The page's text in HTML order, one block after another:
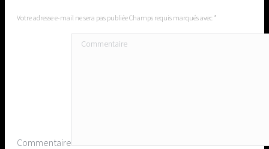
Votre adresse e-mail ne sera pas publiée Champs requis marqués avec *
Commentaire